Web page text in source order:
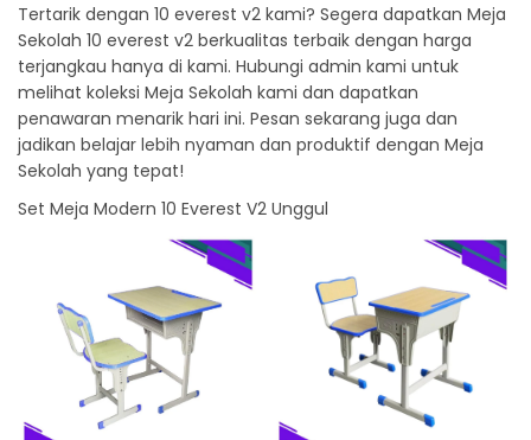
Tertarik dengan 10 everest v2 kami? Segera dapatkan Meja
Sekolah 10 everest v2 berkualitas terbaik dengan harga
terjangkau hanya di kami. Hubungi admin kami untuk
melihat koleksi Meja Sekolah kami dan dapatkan
penawaran menarik hari ini. Pesan sekarang juga dan
jadikan belajar lebih nyaman dan produktif dengan Meja
Sekolah yang tepat!
Set Meja Modern 10 Everest V2 Unggul